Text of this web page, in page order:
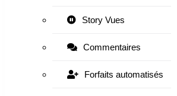
Story Vues
Commentaires
Forfaits automatisés